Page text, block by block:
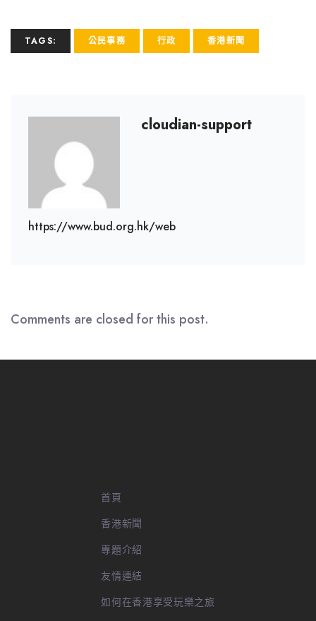
TAGS: 公民事務 行政 香港新聞
cloudian-support
https://www.bud.org.hk/web
Comments are closed for this post.
首頁
香港新聞
專題介紹
友情連結
如何在香港享受玩樂之旅